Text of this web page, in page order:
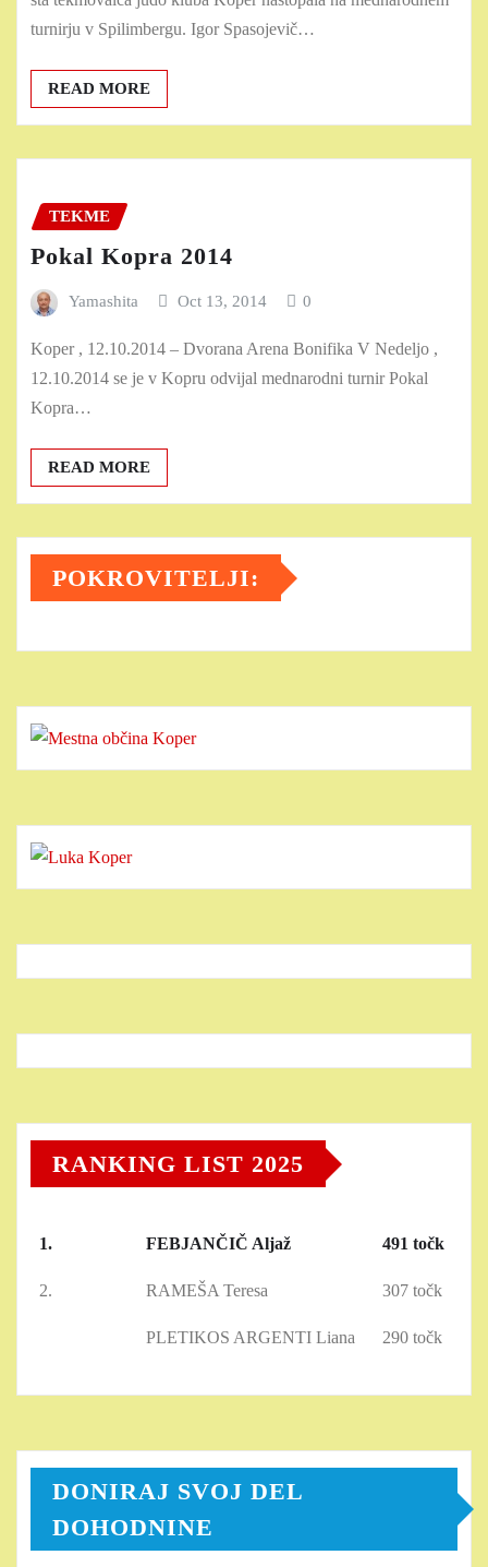
turnirju v Spilimbergu. Igor Spasojevič…
READ MORE
TEKME
Pokal Kopra 2014
Yamashita Oct 13, 2014 0
Koper , 12.10.2014 – Dvorana Arena Bonifika V Nedeljo ,
12.10.2014 se je v Kopru odvijal mednarodni turnir Pokal
Kopra…
READ MORE
POKROVITELJI:
RANKING LIST 2025
1. FEBJANČIČ Aljaž 491 točk
2. RAMEŠA Teresa 307 točk
PLETIKOS ARGENTI Liana 290 točk
DONIRAJ SVOJ DEL
DOHODNINE